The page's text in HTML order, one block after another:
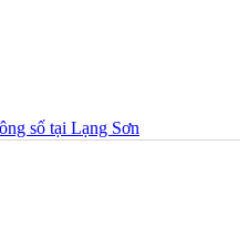
số tại Lạng Sơn